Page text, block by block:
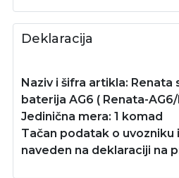
Deklaracija
Naziv i šifra artikla: Renata
baterija AG6 ( Renata-AG6/
Jedinična mera: 1 komad
Tačan podatak o uvozniku
naveden na deklaraciji na